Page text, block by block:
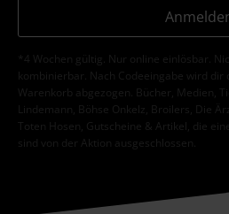
*4 Wochen gültig. Nur online einlösbar.
kombinierbar. Nach Codeeingabe wird dir
Warenkorb abgezogen. Bücher, Medien,
Lindemann, Böhse Onkelz, Broilers, Die
Toten Hosen, Gutscheine & Artikel, die
sind von der Aktion ausgeschlossen.